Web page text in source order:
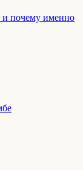
и почему именно